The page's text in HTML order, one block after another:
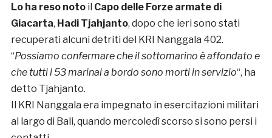
Lo ha reso notoil Capo delle Forze armate di
Giacarta, Hadi Tjahjanto, dopo che ieri sono stati
recuperati alcuni detriti del KRI Nanggala 402.
“Possiamo confermare che il sottomarino è affondato e
che tutti i 53 marinai a bordo sono morti in servizio“, ha
detto Tjahjanto.
Il KRI Nanggala era impegnato in esercitazioni militari
al largo di Bali, quando mercoledì scorso si sono persi i